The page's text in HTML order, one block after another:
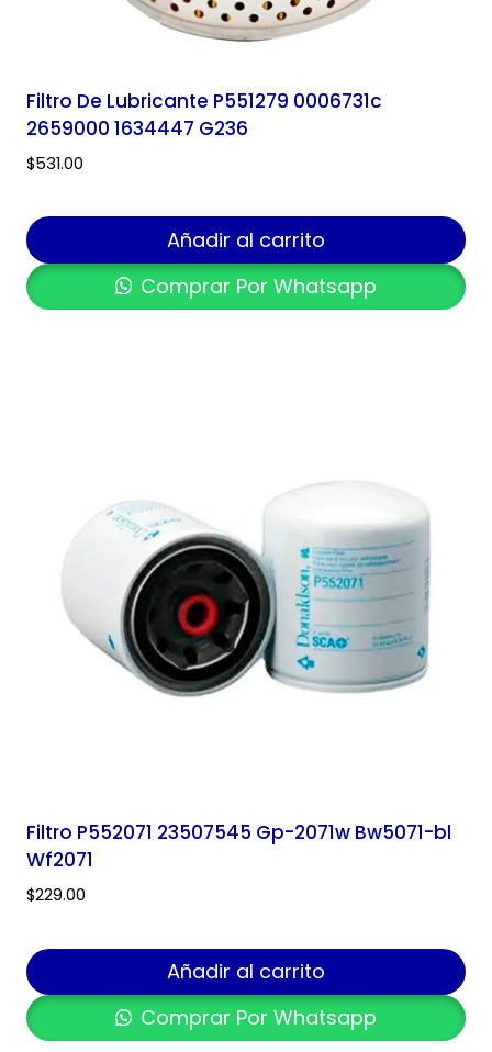
Filtro De Lubricante P551279 0006731c
2659000 1634447 G236
$531.00
Añadir al carrito
Comprar Por Whatsapp
Filtro P552071 23507545 Gp-2071w Bw5071-bl
Wf2071
$229.00
Añadir al carrito
Comprar Por Whatsapp